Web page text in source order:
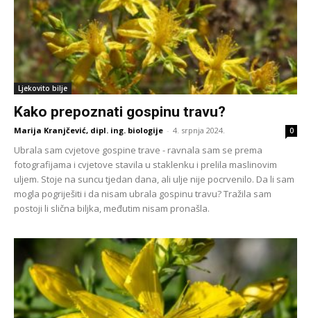
Ljekovito bilje
Kako prepoznati gospinu travu?
Marija Kranjčević, dipl. ing. biologije - 4. srpnja 2024. 0
Ubrala sam cvjetove gospine trave - ravnala sam se prema
fotografijama i cvjetove stavila u staklenku i prelila maslinovim
uljem. Stoje na suncu tjedan dana, ali ulje nije pocrvenilo. Da li sam
mogla pogriješiti i da nisam ubrala gospinu travu? Tražila sam
postoji li slična biljka, međutim nisam pronašla.